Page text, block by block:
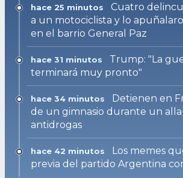
hace 25 minutos
Cuatro
a un motociclista y lo
en el barrio General Paz
hace 31 minutos
Trump: "La
terminará muy pronto"
hace 34 minutos
Detienen en
de un gimnasio durante un
antidrogas
hace 42 minutos
Los memes
previa del partido Argentina